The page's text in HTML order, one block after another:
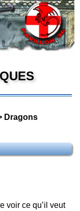
Dragons
voir ce qu’il veut